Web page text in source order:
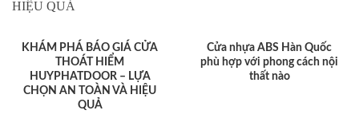
KHÁM PHÁ BÁO GIÁ CỬA
THOÁT HIỂM
HUYPHATDOOR – LỰA
CHỌN AN TOÀN VÀ HIỆU
QUẢ
Cửa nhựa ABS Hàn Quốc
phù hợp với phong cách nội
thất nào